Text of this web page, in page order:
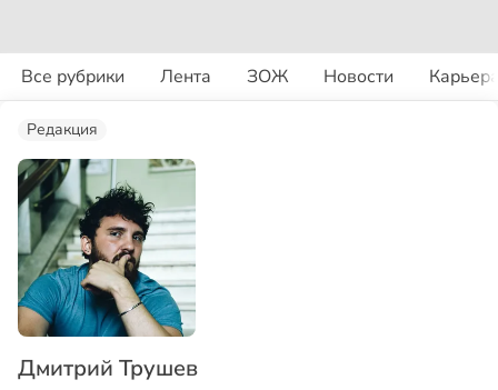
Все рубрики Лента ЗОЖ Новости
Редакция
Дмитрий Трушев